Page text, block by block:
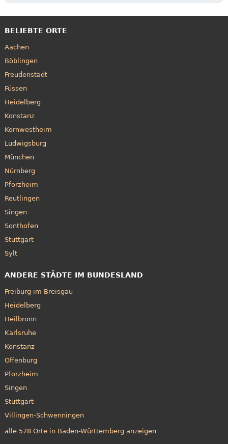
BELIEBTE ORTE
Aachen
Böblingen
Freudenstadt
Füssen
Heidelberg
Konstanz
Kornwestheim
Ludwigsburg
München
Nürnberg
Pforzheim
Reutlingen
Singen
Sonthofen
Stuttgart
Sylt
ANDERE STÄDTE IM BUNDESLAND
Freiburg im Breisgau
Heidelberg
Heilbronn
Karlsruhe
Konstanz
Offenburg
Pforzheim
Singen
Stuttgart
Villingen-Schwenningen
alle 578 Orte in Baden-Württemberg anzeigen